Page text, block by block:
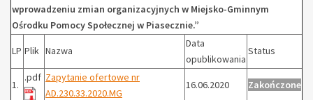
wprowadzeniu zmian organizacyjnych w Miejsko-Gminnym
Ośrodku Pomocy Społecznej w Piasecznie.”
LP Plik Nazwa
Data
opublikowania
Status
1.
.pdf Zapytanie ofertowe nr
AD.230.33.2020.MG
16.06.2020 Zakończone